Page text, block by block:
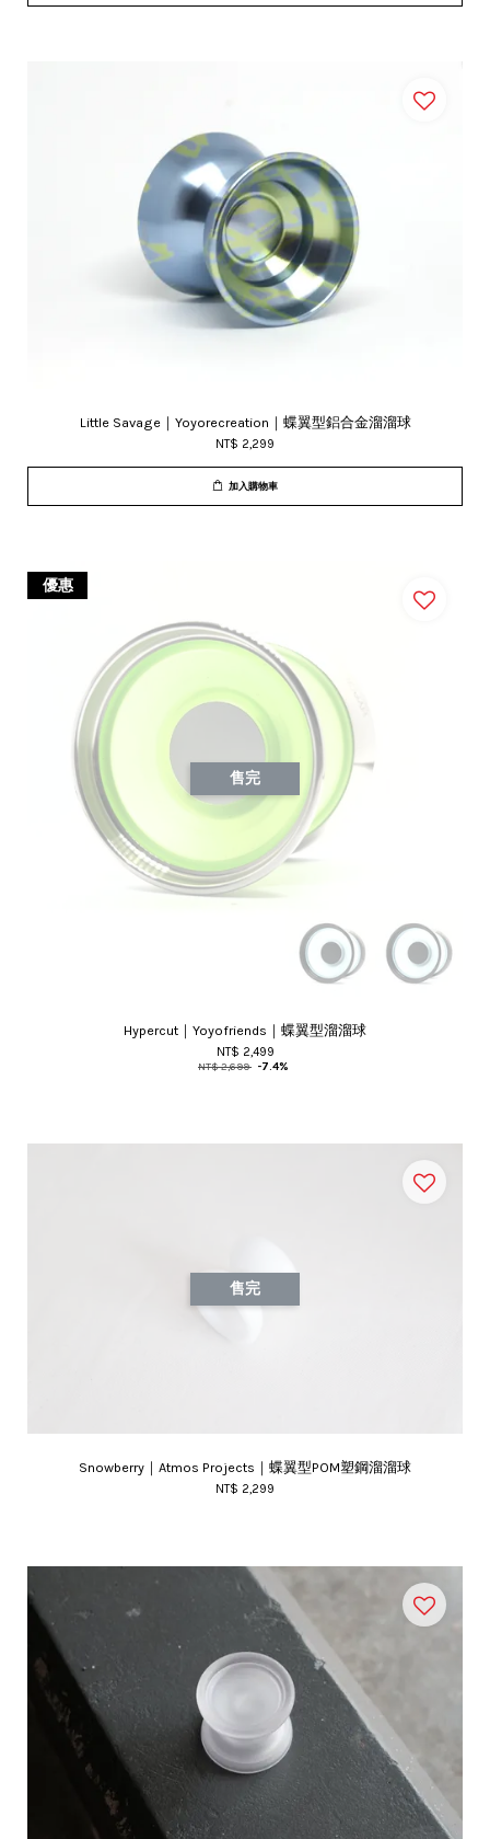
Little Savage｜Yoyorecreation｜蝶翼型鋁合金溜溜球
NT$ 2,299
加入購物車
優惠
售完
Hypercut｜Yoyofriends｜蝶翼型溜溜球
NT$ 2,499
NT$ 2,699 -7.4%
售完
Snowberry｜Atmos Projects｜蝶翼型POM塑鋼溜溜球
NT$ 2,299